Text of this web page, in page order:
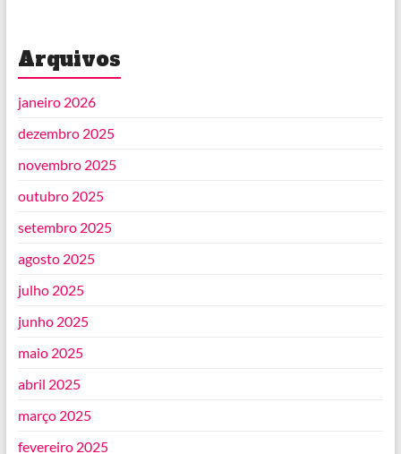
Arquivos
janeiro 2026
dezembro 2025
novembro 2025
outubro 2025
setembro 2025
agosto 2025
julho 2025
junho 2025
maio 2025
abril 2025
março 2025
fevereiro 2025